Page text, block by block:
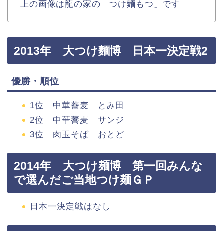
上の画像は龍の家の「つけ麵もつ」です
2013年 大つけ麵博 日本一決定戦2
優勝・順位
1位 中華蕎麦 とみ田
2位 中華蕎麦 サンジ
3位 肉玉そば おとど
2014年 大つけ麺博 第一回みんな
で選んだご当地つけ麺ＧＰ
日本一決定戦はなし